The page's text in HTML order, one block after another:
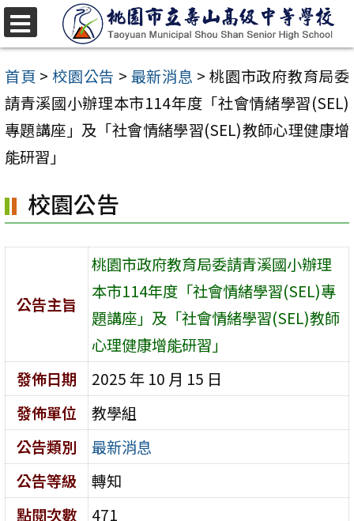
跳
至
主
要
內
容
首頁 > 校園公告 > 最新消息 > 桃園市政府教育局委
請青溪國小辦理本市114年度「社會情緒學習(SEL)
專題講座」及「社會情緒學習(SEL)教師心理健康增
能研習」
校園公告
公告主旨
桃園市政府教育局委請青溪國小辦理
本市114年度「社會情緒學習(SEL)專
題講座」及「社會情緒學習(SEL)教師
心理健康增能研習」
發佈日期
2025 年 10 月 15 日
發佈單位
教學組
公告類別
最新消息
公告等級
轉知
點閱次數
471
選
單